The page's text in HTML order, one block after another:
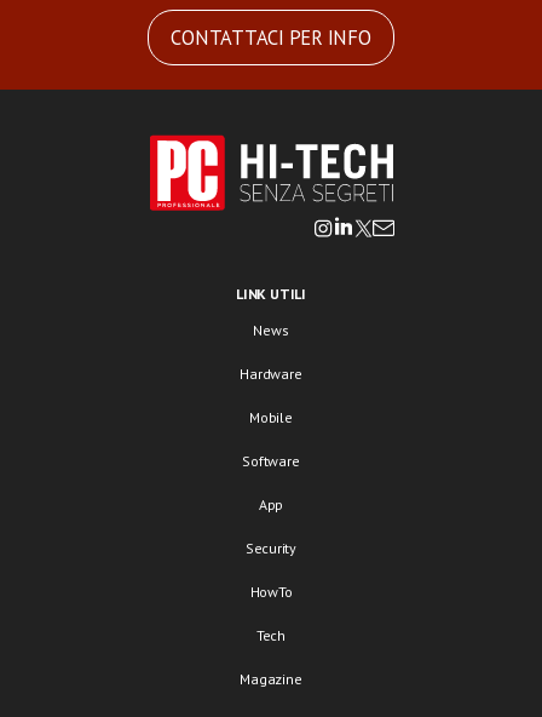
CONTATTACI PER INFO
LINK UTILI
News
Hardware
Mobile
Software
App
Security
HowTo
Tech
Magazine